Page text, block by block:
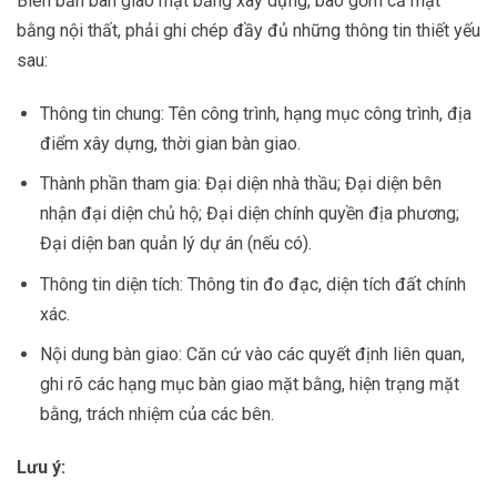
bằng nội thất, phải ghi chép đầy đủ những thông tin thiết yếu
sau:
Thông tin chung: Tên công trình, hạng mục công trình, địa
điểm xây dựng, thời gian bàn giao.
Thành phần tham gia: Đại diện nhà thầu; Đại diện bên
nhận đại diện chủ hộ; Đại diện chính quyền địa phương;
Đại diện ban quản lý dự án (nếu có).
Thông tin diện tích: Thông tin đo đạc, diện tích đất chính
xác.
Nội dung bàn giao: Căn cứ vào các quyết định liên quan,
ghi rõ các hạng mục bàn giao mặt bằng, hiện trạng mặt
bằng, trách nhiệm của các bên.
Lưu ý: